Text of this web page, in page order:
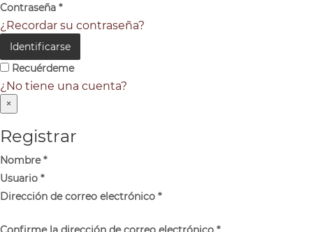
Contraseña *
¿Recordar su contraseña?
Identificarse
Recuérdeme
¿No tiene una cuenta?
×
Registrar
Nombre*
Usuario *
Dirección de correo electrónico *